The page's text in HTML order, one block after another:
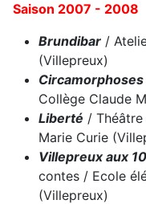
Saison 2007 - 2008
Brundibar /
(Villepreux)
Circamorphoses
Collège Claude
Liberté /
Marie Curie
Villepreux aux
contes / Ecole
(Villepreux)